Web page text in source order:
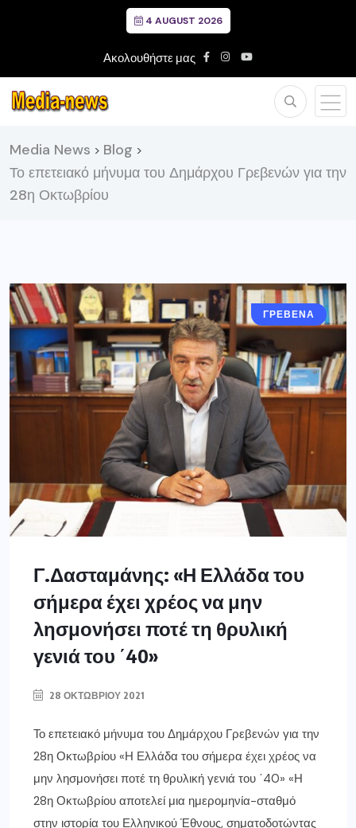
4 AUGUST 2026
Ακολουθήστε μας
Media News > Blog >
Το επετειακό μήνυμα του Δημάρχου Γρεβενών για την
28η Οκτωβρίου
ΓΡΕΒΕΝΑ
Γ.Δασταμάνης: «Η Ελλάδα του
σήμερα έχει χρέος να μην
λησμονήσει ποτέ τη θρυλική
γενιά του ΄40»
28 ΟΚΤΩΒΡΊΟΥ 2021
Το επετειακό μήνυμα του Δημάρχου Γρεβενών για την
28η Οκτωβρίου «Η Ελλάδα του σήμερα έχει χρέος να
μην λησμονήσει ποτέ τη θρυλική γενιά του ΄40» «Η
28η Οκτωβρίου αποτελεί μια ημερομηνία-σταθμό
στην ιστορία του Ελληνικού Έθνους, σηματοδοτώντας